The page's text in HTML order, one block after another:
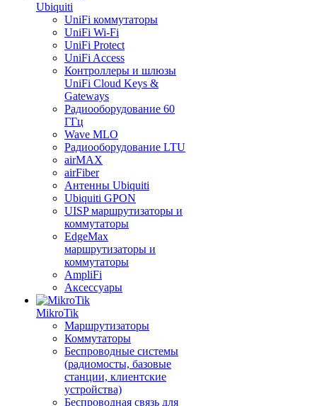
Ubiquiti
UniFi коммутаторы
UniFi Wi-Fi
UniFi Protect
UniFi Access
Контроллеры и шлюзы
UniFi Cloud Keys &
Gateways
Радиооборудование 60
ГГц
Wave MLO
Радиооборудование LTU
airMAX
airFiber
Антенны Ubiquiti
Ubiquiti GPON
UISP маршрутизаторы и
коммутаторы
EdgeMax
маршрутизаторы и
коммутаторы
AmpliFi
Аксессуары
MikroTik
Маршрутизаторы
Коммутаторы
Беспроводные системы
(радиомосты, базовые
станции, клиентские
устройства)
Беспроводная связь для